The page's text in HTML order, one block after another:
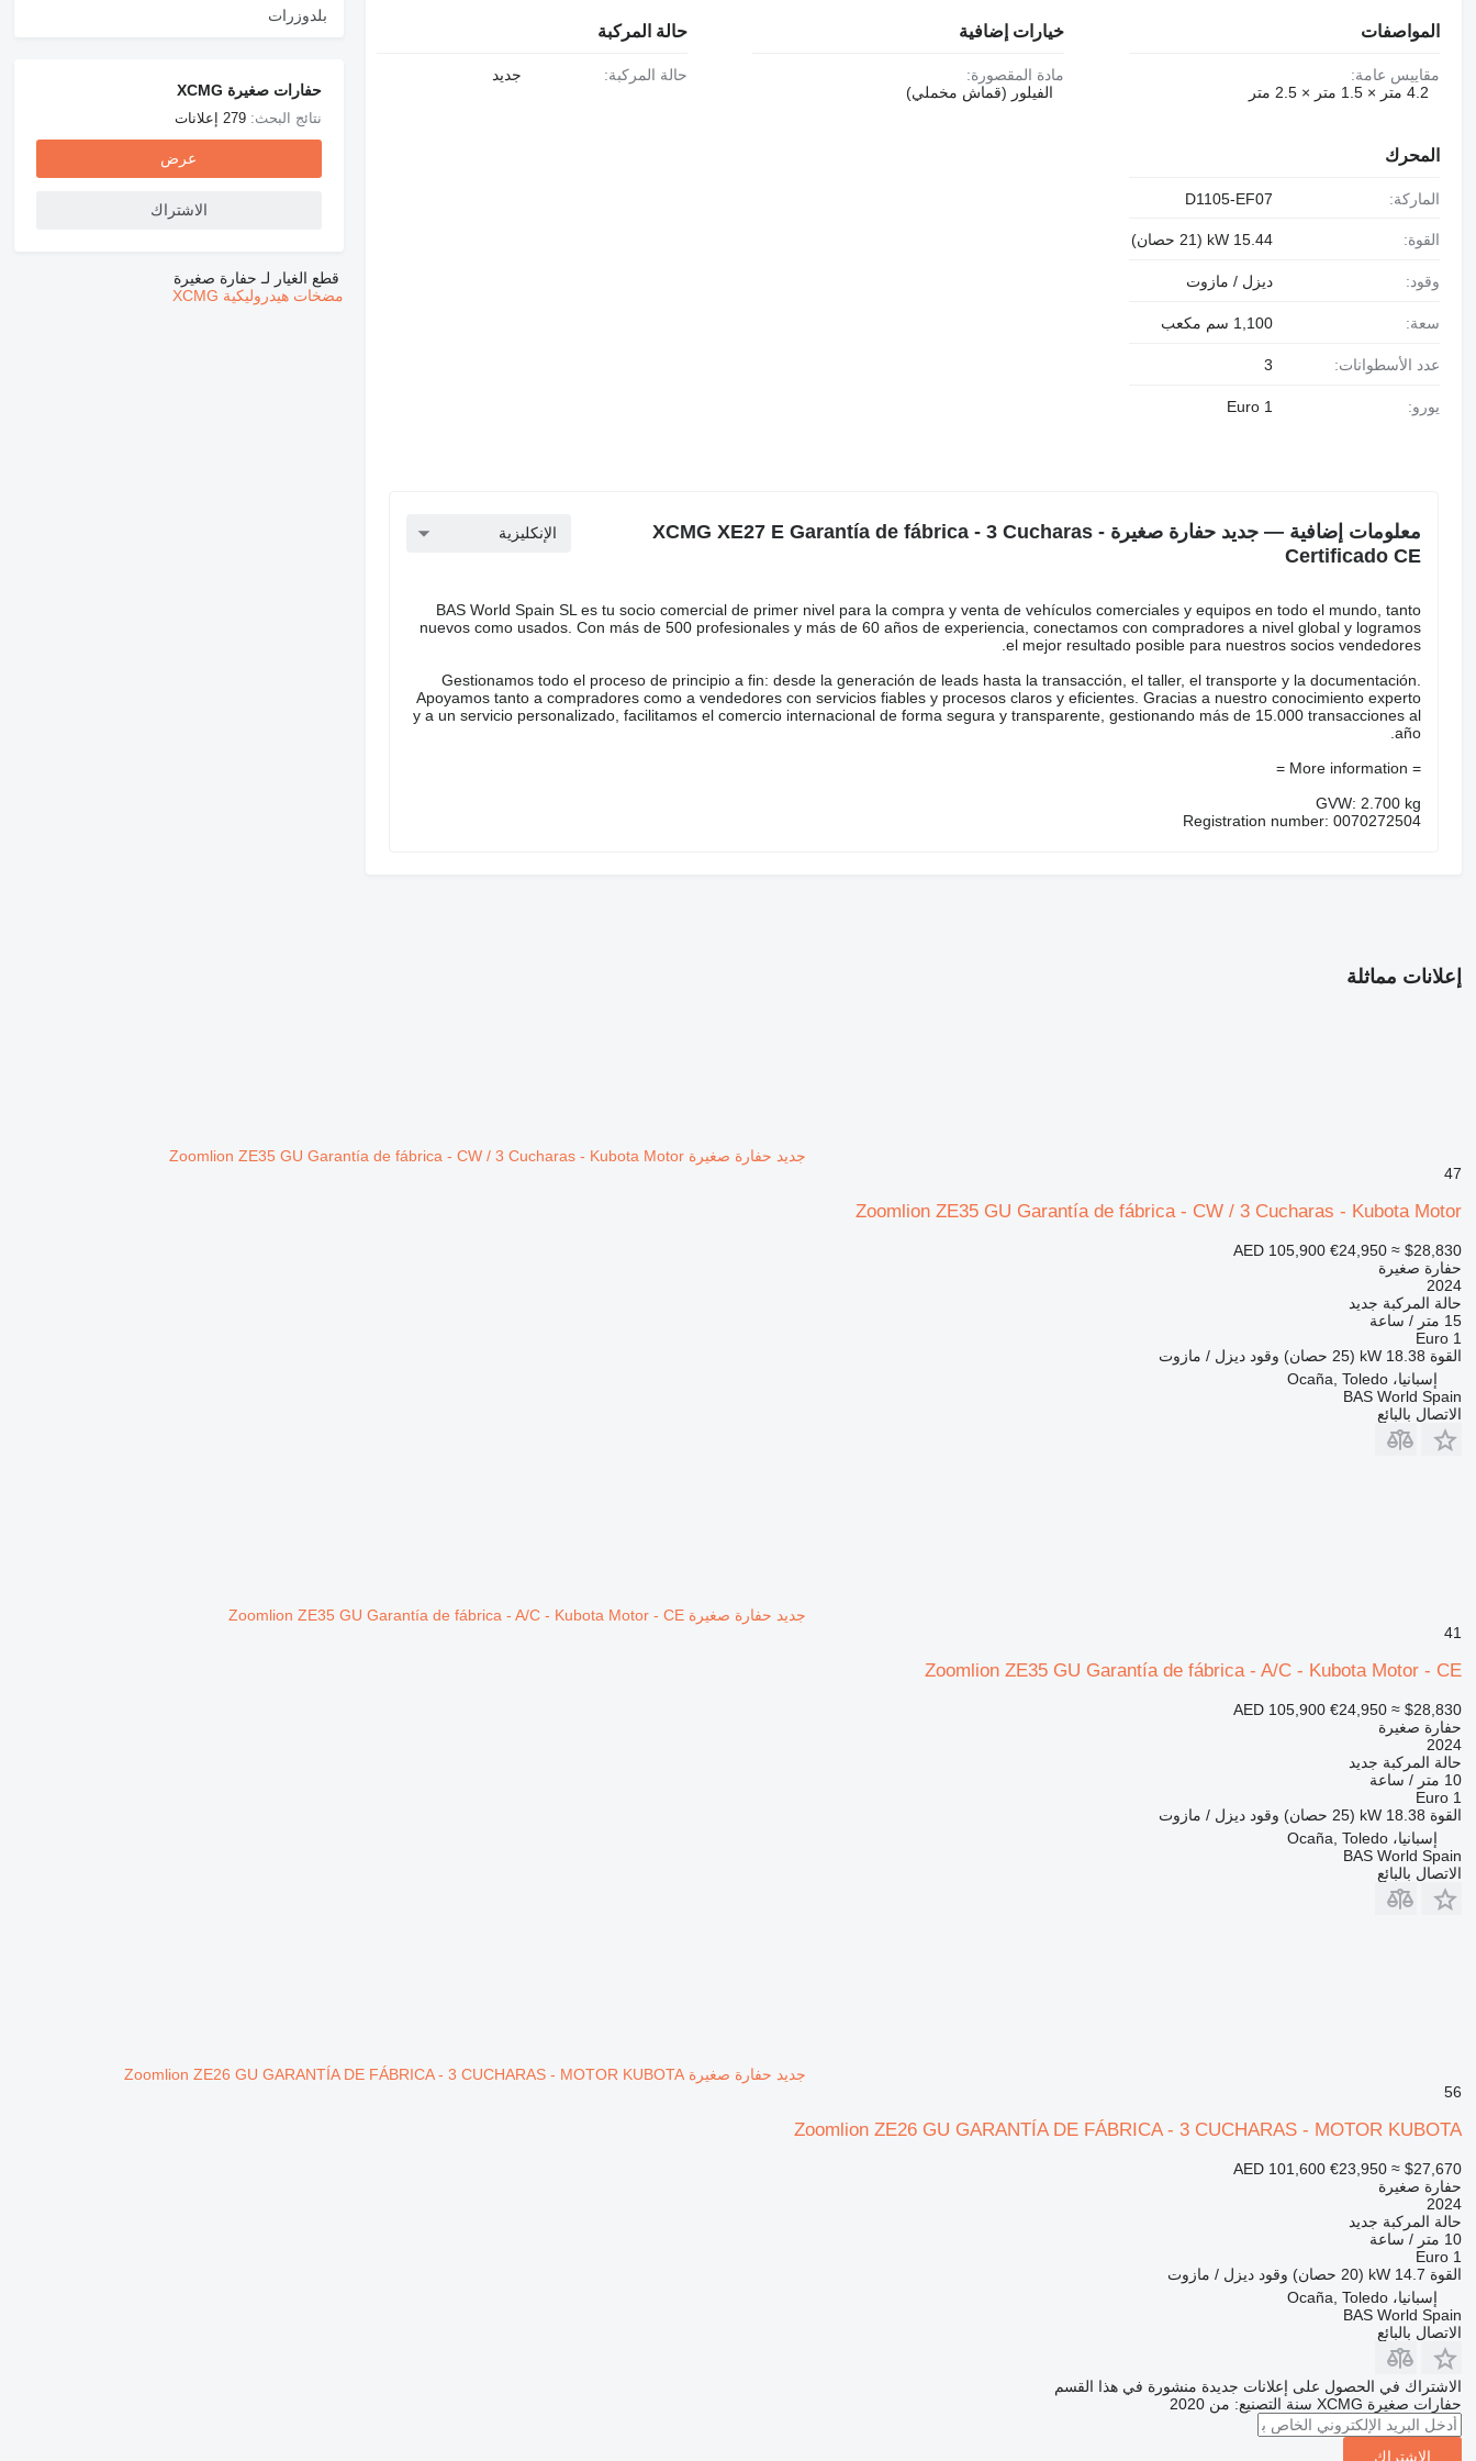
المواصفات
مقاييس عامة:
4.2 متر × 1.5 متر × 2.5 متر
المحرك
الماركة: D1105-EF07
القوة: 15.44 kW (21 حصان)
وقود: ديزل / مازوت
سعة: 1,100 سم مكعب
عدد الأسطوانات: 3
يورو: Euro 1
خيارات إضافية
مادة المقصورة:
الفيلور (قماش مخملي)
حالة المركبة
حالة المركبة: جديد
معلومات إضافية — جديد حفارة صغيرة XCMG XE27 E Garantía de fábrica - 3 Cucharas -
Certificado CE
الإنكليزية
BAS World Spain SL es tu socio comercial de primer nivel para la compra y venta de vehículos comerciales y equipos en todo el mundo, tanto
nuevos como usados. Con más de 500 profesionales y más de 60 años de experiencia, conectamos con compradores a nivel global y logramos
el mejor resultado posible para nuestros socios vendedores.
Gestionamos todo el proceso de principio a fin: desde la generación de leads hasta la transacción, el taller, el transporte y la documentación.
Apoyamos tanto a compradores como a vendedores con servicios fiables y procesos claros y eficientes. Gracias a nuestro conocimiento experto
y a un servicio personalizado, facilitamos el comercio internacional de forma segura y transparente, gestionando más de 15.000 transacciones al
año.
= More information =
GVW: 2.700 kg
Registration number: 0070272504
بلدوزرات
حفارات صغيرة XCMG
نتائج البحث:279 إعلانات
عرض
الاشتراك
قطع الغيار لـ حفارة صغيرة
مضخات هيدروليكية XCMG
إعلانات مماثلة
جديد حفارة صغيرة Zoomlion ZE35 GU Garantía de fábrica - CW / 3 Cucharas - Kubota Motor
47
Zoomlion ZE35 GU Garantía de fábrica - CW / 3 Cucharas - Kubota Motor
AED 105,900 €24,950 ≈ $28,830
حفارة صغيرة
2024
حالة المركبة جديد
15 متر / ساعة
Euro 1
القوة 18.38 kW (25 حصان) وقود ديزل / مازوت
إسبانيا، Ocaña, Toledo
BAS World Spain
الاتصال بالبائع
جديد حفارة صغيرة Zoomlion ZE35 GU Garantía de fábrica - A/C - Kubota Motor - CE
41
Zoomlion ZE35 GU Garantía de fábrica - A/C - Kubota Motor - CE
AED 105,900 €24,950 ≈ $28,830
حفارة صغيرة
2024
حالة المركبة جديد
10 متر / ساعة
Euro 1
القوة 18.38 kW (25 حصان) وقود ديزل / مازوت
إسبانيا، Ocaña, Toledo
BAS World Spain
الاتصال بالبائع
جديد حفارة صغيرة Zoomlion ZE26 GU GARANTÍA DE FÁBRICA - 3 CUCHARAS - MOTOR KUBOTA
56
Zoomlion ZE26 GU GARANTÍA DE FÁBRICA - 3 CUCHARAS - MOTOR KUBOTA
AED 101,600 €23,950 ≈ $27,670
حفارة صغيرة
2024
حالة المركبة جديد
10 متر / ساعة
Euro 1
القوة 14.7 kW (20 حصان) وقود ديزل / مازوت
إسبانيا، Ocaña, Toledo
BAS World Spain
الاتصال بالبائع
الاشتراك في الحصول على إعلانات جديدة منشورة في هذا القسم
حفارات صغيرة XCMG سنة التصنيع: من 2020
الاشتراك